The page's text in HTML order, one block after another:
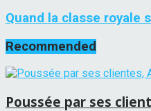
Quand la classe royale
Recommended
Poussée par ses